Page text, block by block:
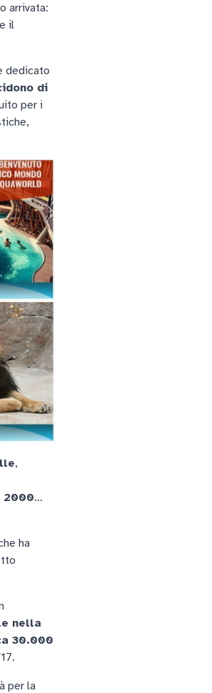
arrivata:
il
dedicato
di
per i
,
2000…
ha
nella
30.000
per la